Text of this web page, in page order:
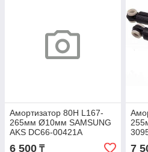
Амортизатор 80H L167-
265мм Ø10мм SAMSUNG
AKS DC66-00421A
6 500 ₸ 7